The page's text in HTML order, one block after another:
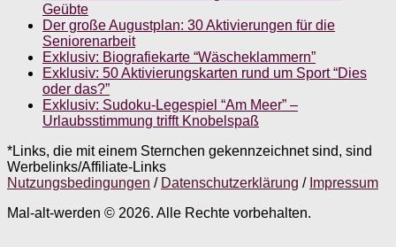
Geübte
Der große Augustplan: 30 Aktivierungen für die
Seniorenarbeit
Exklusiv: Biografiekarte “Wäscheklammern”
Exklusiv: 50 Aktivierungskarten rund um Sport “Dies
oder das?”
Exklusiv: Sudoku-Legespiel “Am Meer” –
Urlaubsstimmung trifft Knobelspaß
*Links, die mit einem Sternchen gekennzeichnet sind, sind
Werbelinks/Affiliate-Links
Nutzungsbedingungen / Datenschutzerklärung / Impressum
Mal-alt-werden © 2026. Alle Rechte vorbehalten.